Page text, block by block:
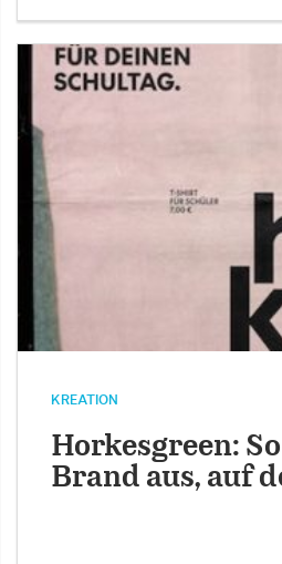
KREATION
Horkesgreen:
Brand aus, auf